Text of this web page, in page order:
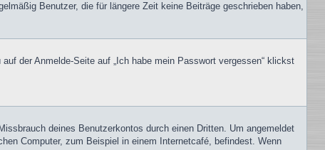
Benutzer, die für längere Zeit keine Beiträge geschrieben haben,
der Anmelde-Seite auf „Ich habe mein Passwort vergessen“ klickst
deines Benutzerkontos durch einen Dritten. Um angemeldet
Computer, zum Beispiel in einem Internetcafé, befindest. Wenn